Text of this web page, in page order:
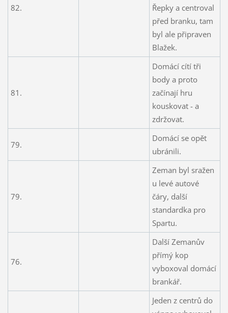
82.
Řepky a centroval
před branku, tam
byl ale připraven
Blažek.
81.
Domácí cítí tři
body a proto
začínají hru
kouskovat - a
zdržovat.
79.
Domácí se opět
ubránili.
79.
Zeman byl sražen
u levé autové
čáry, další
standardka pro
Spartu.
76.
Další Zemanův
přímý kop
vyboxoval domácí
brankář.
Jeden z centrů do